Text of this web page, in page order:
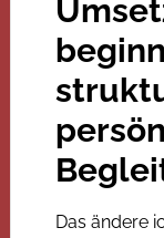
Das ändere